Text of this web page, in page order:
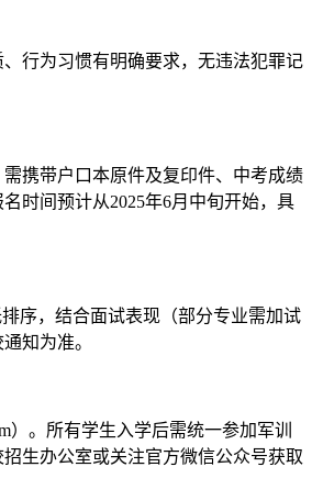
行为习惯有明确要求，无违法犯罪记
携带户口本原件及复印件、中考成绩
时间预计从2025年6月中旬开始，具
序，结合面试表现（部分专业需加试
知为准。
。所有学生入学后需统一参加军训
生办公室或关注官方微信公众号获取